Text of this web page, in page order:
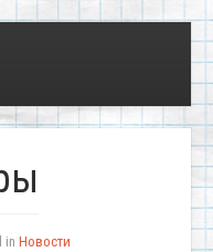
in Новости